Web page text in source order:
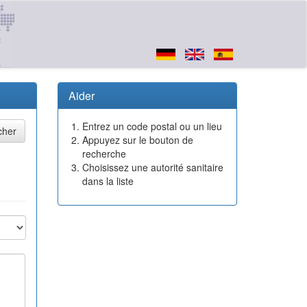
Aider
Entrez un code postal ou un lieu
Appuyez sur le bouton de
recherche
Choisissez une autorité sanitaire
dans la liste